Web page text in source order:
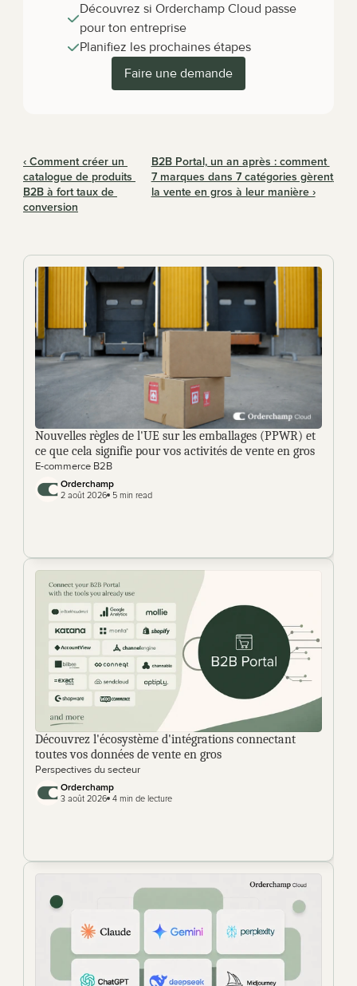
Découvrez si Orderchamp Cloud passe
pour ton entreprise
Planifiez les prochaines étapes
Faire une demande
‹ Comment créer un
catalogue de produits
B2B à fort taux de
conversion
B2B Portal, un an après : comment
7 marques dans 7 catégories gèrent
la vente en gros à leur manière ›
Nouvelles règles de l'UE sur les emballages (PPWR) et
ce que cela signifie pour vos activités de vente en gros
E-commerce B2B
Orderchamp
2 août 2026 5 min read
Découvrez l'écosystème d'intégrations connectant
toutes vos données de vente en gros
Perspectives du secteur
Orderchamp
3 août 2026 4 min de lecture